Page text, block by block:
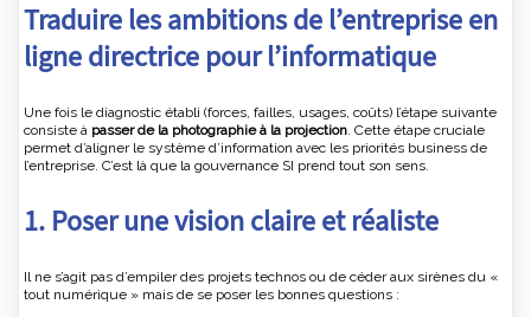
Traduire les ambitions de l’entreprise en
ligne directrice pour l’informatique
Une fois le diagnostic établi (forces, failles, usages, coûts) l’étape suivante
consiste à passer de la photographie à la projection. Cette étape cruciale
permet d’aligner le système d’information avec les priorités business de
l’entreprise. C’est là que la gouvernance SI prend tout son sens.
1. Poser une vision claire et réaliste
Il ne s’agit pas d’empiler des projets technos ou de céder aux sirènes du «
tout numérique » mais de se poser les bonnes questions :